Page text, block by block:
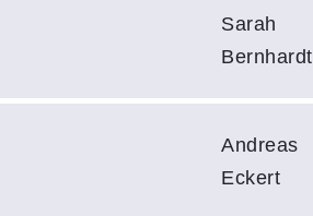
Sarah
Bernhardt
Andreas
Eckert